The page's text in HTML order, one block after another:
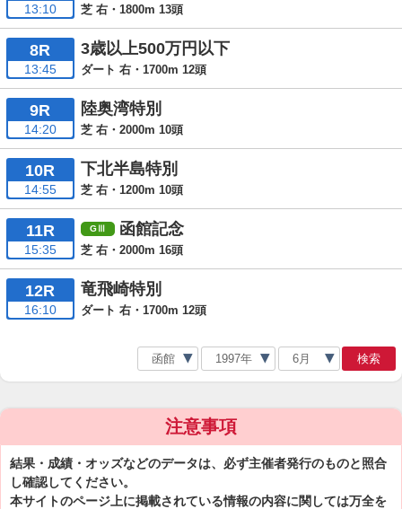
13:10 芝 右・1800m 13頭
8R
13:45
3歳以上500万円以下
ダート 右・1700m 12頭
9R
14:20
陸奥湾特別
芝 右・2000m 10頭
10R
14:55
下北半島特別
芝 右・1200m 10頭
11R
15:35
函館記念
芝 右・2000m 16頭
12R
16:10
竜飛崎特別
ダート 右・1700m 12頭
検索
注意事項
結果・成績・オッズなどのデータは、必ず主催者発行のものと照合
し確認してください。
本サイトのページ上に掲載されている情報の内容に関しては万全を